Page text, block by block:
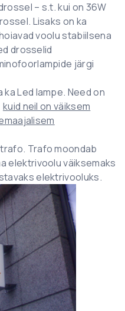
– s.t. kui on 36W
Lisaks on ka
voolu stabiilsena
drosselid
järgi
Led lampe. Need on
kuid neil on väiksem
Trafo moondab
elektrivoolu väiksemaks
elektrivooluks.